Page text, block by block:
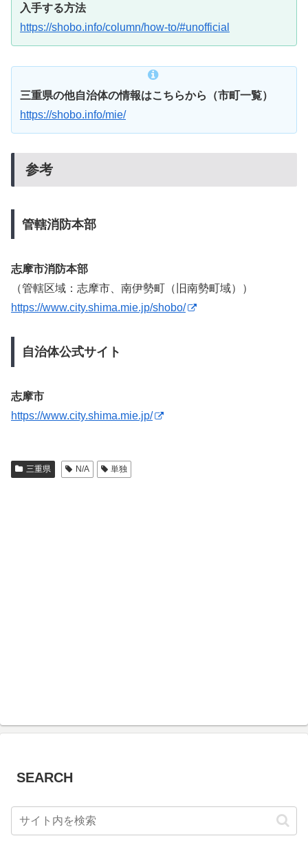
入手する方法
https://shobo.info/column/how-to/#unofficial
三重県の他自治体の情報はこちらから（市町一覧）
https://shobo.info/mie/
参考
管轄消防本部
志摩市消防本部
（管轄区域：志摩市、南伊勢町（旧南勢町域））
https://www.city.shima.mie.jp/shobo/
自治体公式サイト
志摩市
https://www.city.shima.mie.jp/
三重県 N/A 単独
SEARCH